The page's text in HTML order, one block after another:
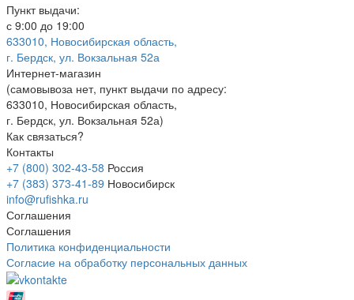
Пункт выдачи:
с 9:00 до 19:00
633010, Новосибирская область,
г. Бердск, ул. Вокзальная 52а
Интернет-магазин
(самовывоза нет, пункт выдачи по адресу:
633010, Новосибирская область,
г. Бердск, ул. Вокзальная 52а)
Как связаться?
Контакты
+7 (800) 302-43-58 Россия
+7 (383) 373-41-89 Новосибирск
info@rufishka.ru
Соглашения
Соглашения
Политика конфиденциальности
Согласие на обработку персональных данных